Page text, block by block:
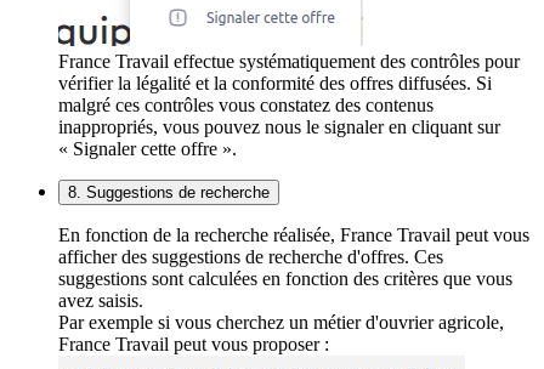
France Travail effectue systématiquement des contrôles pour
vérifier la légalité et la conformité des offres diffusées. Si
malgré ces contrôles vous constatez des contenus
inappropriés, vous pouvez nous le signaler en cliquant sur
« Signaler cette offre ».
8. Suggestions de recherche
En fonction de la recherche réalisée, France Travail peut vous
afficher des suggestions de recherche d'offres. Ces
suggestions sont calculées en fonction des critères que vous
avez saisis.
Par exemple si vous cherchez un métier d'ouvrier agricole,
France Travail peut vous proposer :